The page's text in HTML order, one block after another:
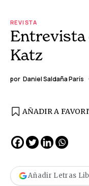
REVISTA
Entrevista
Katz
por Daniel Saldaña París
AÑADIR A
Añadir Letras